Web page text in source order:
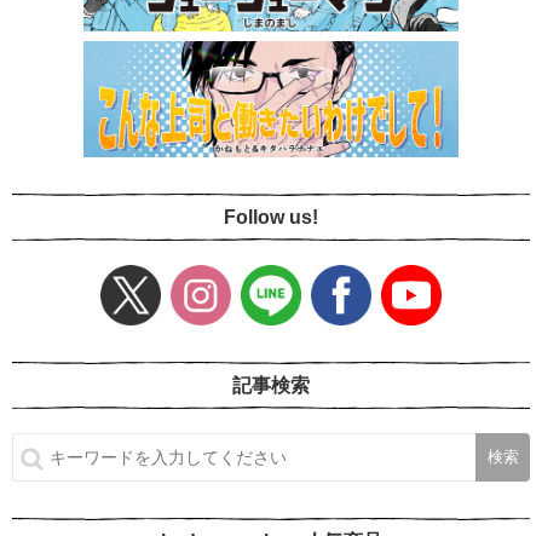
Follow us!
記事検索